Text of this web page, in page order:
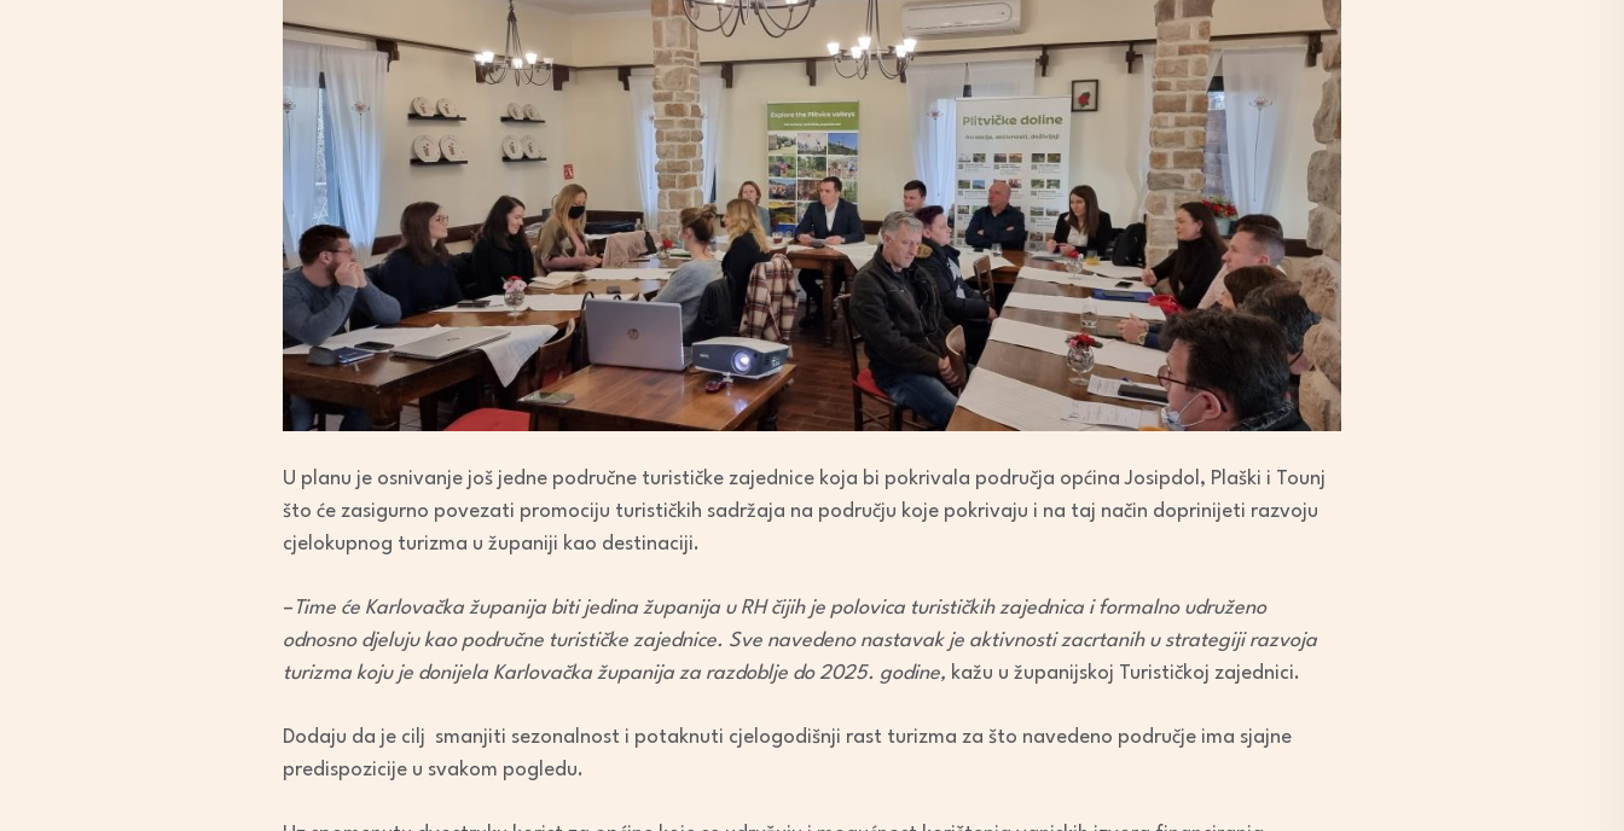
U planu je osnivanje još jedne područne turističke zajednice koja bi pokrivala područja općina Josipdol, Plaški i Tounj
što će zasigurno povezati promociju turističkih sadržaja na području koje pokrivaju i na taj način doprinijeti razvoju
cjelokupnog turizma u županiji kao destinaciji.
– Time će Karlovačka županija biti jedina županija u RH čijih je polovica turističkih zajednica i formalno udruženo
odnosno djeluju kao područne turističke zajednice. Sve navedeno nastavak je aktivnosti zacrtanih u strategiji razvoja
turizma koju je donijela Karlovačka županija za razdoblje do 2025. godine, kažu u županijskoj Turističkoj zajednici.
Dodaju da je cilj smanjiti sezonalnost i potaknuti cjelogodišnji rast turizma za što navedeno područje ima sjajne
predispozicije u svakom pogledu.